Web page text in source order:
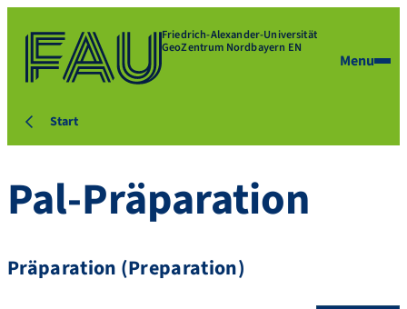
Friedrich-Alexander-Universität
GeoZentrum Nordbayern EN
Menu
Start
Pal-Präparation
Präparation (Preparation)